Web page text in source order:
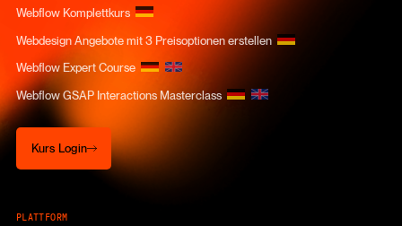
Webflow Komplettkurs
Webdesign Angebote mit 3 Preisoptionen erstellen
Webflow Expert Course
Webflow GSAP Interactions Masterclass
Kurs Login
Kurs Login
PLATTFORM